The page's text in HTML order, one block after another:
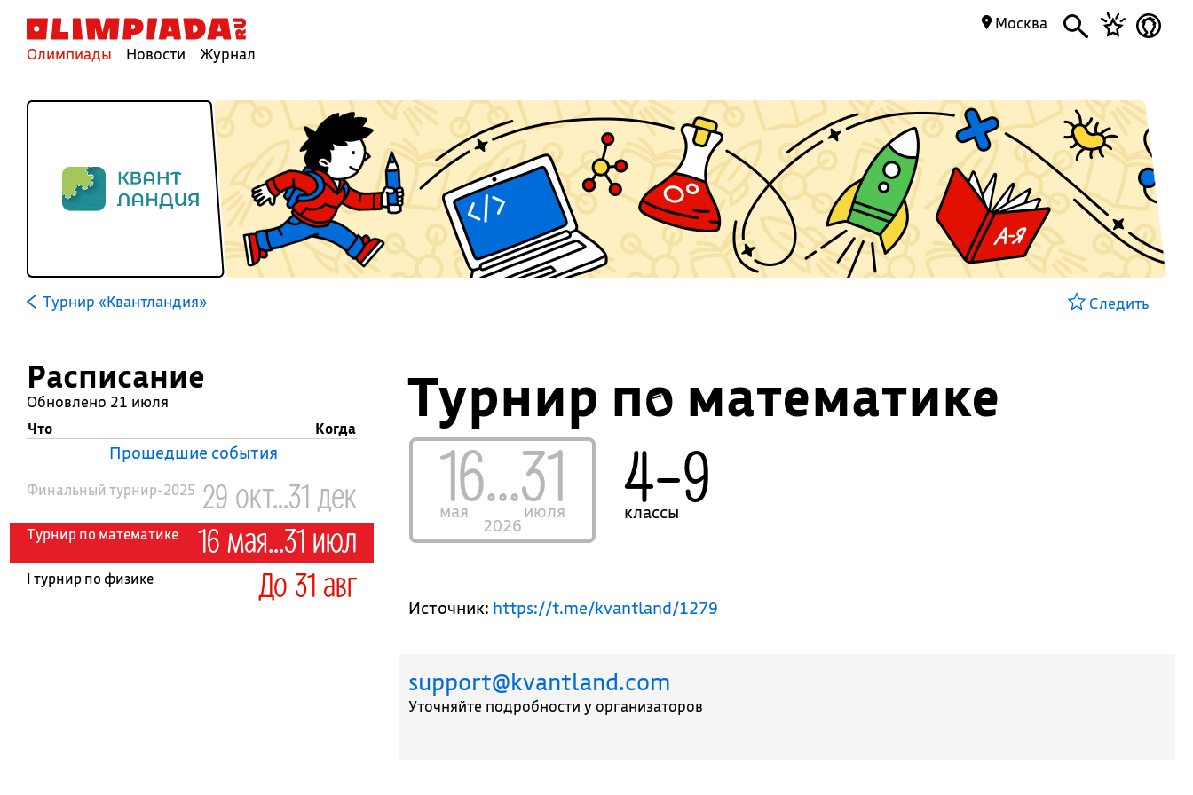
Олимпиады Новости Журнал
Москва
Турнир «Квантландия» Следить
Расписание
Обновлено 21 июля
Что
Когда
Прошедшие события
Финальный турнир-2025 29 окт...31 дек
Турнир по математике 16 мая...31 июл
I турнир по физике До 31 авг
Турнир по математике
16...31
мая июля
2026
4–9
классы
Источник: https://t.me/kvantland/1279
support@kvantland.com
Уточняйте подробности у организаторов